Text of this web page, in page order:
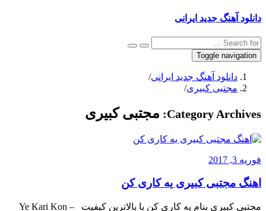
دانلود آهنگ جدید ایرانی
Toggle navigation
دانلود آهنگ جدید ایرانی/
مجتبی کبیری/
Category Archives: مجتبی کبیری
فوریه 3, 2017
اهنگ مجتبی کبیری یه کاری کن
مجتبی کبیری بنام یه کاری کن با بالاترین کیفیت – Ye Kari Kon